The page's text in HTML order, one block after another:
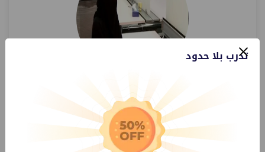
د. هدى محمد مصطفى
مدربة ومستشارة أكاديمية وإدارية
تدرب بلا حدود